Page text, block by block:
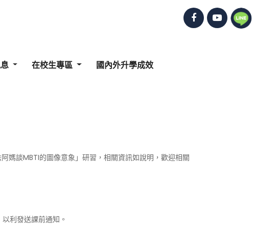
在校生專區 國內外升學成效
媽談MBTI的圖像意象」研習，相關資訊如說明，歡迎相關
利發送課前通知。